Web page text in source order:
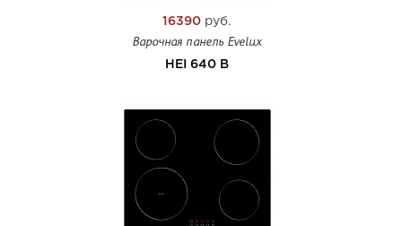
16390 руб.
Варочная панель Evelux
HEI 640 B